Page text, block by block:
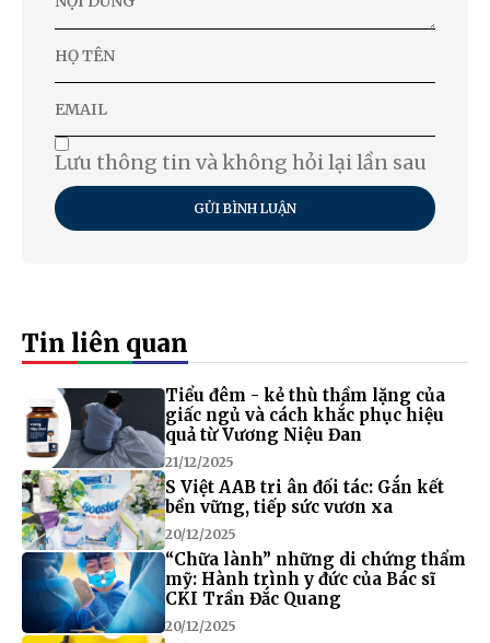
Lưu thông tin và không hỏi lại lần sau
GỬI BÌNH LUẬN
Tin liên quan
Tiểu đêm - kẻ thù thầm lặng của
giấc ngủ và cách khắc phục hiệu
quả từ Vương Niệu Đan
21/12/2025
S Việt AAB tri ân đối tác: Gắn kết
bền vững, tiếp sức vươn xa
20/12/2025
“Chữa lành” những di chứng thẩm
mỹ: Hành trình y đức của Bác sĩ
CKI Trần Đắc Quang
20/12/2025